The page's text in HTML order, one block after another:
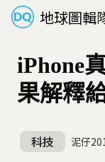
地球圖輯
iPhone
果解釋
科技 泥仔